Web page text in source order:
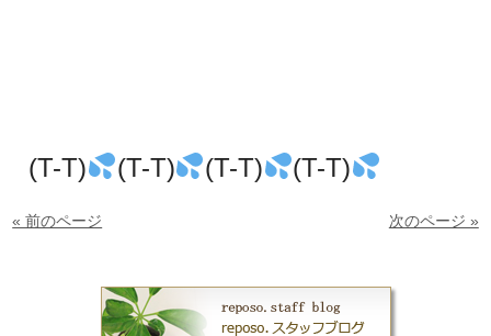
(T-T) (T-T) (T-T) (T-T)
« 前のページ 次のページ »